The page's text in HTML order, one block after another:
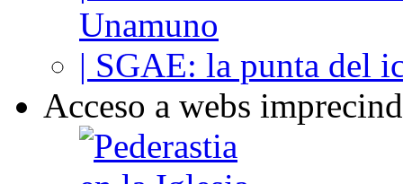
Unamuno
| SGAE: la punta del
Acceso a webs